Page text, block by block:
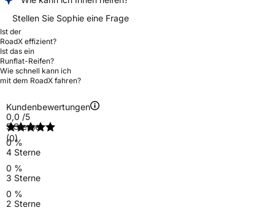
Stellen Sie Sophie eine Frage
Ist der
RoadX effizient?
Ist das ein
Runflat-Reifen?
Wie schnell kann ich
mit dem RoadX fahren?
Kundenbewertungen
0,0 /5
(0)
5 Sterne
0 %
4 Sterne
0 %
3 Sterne
0 %
2 Sterne